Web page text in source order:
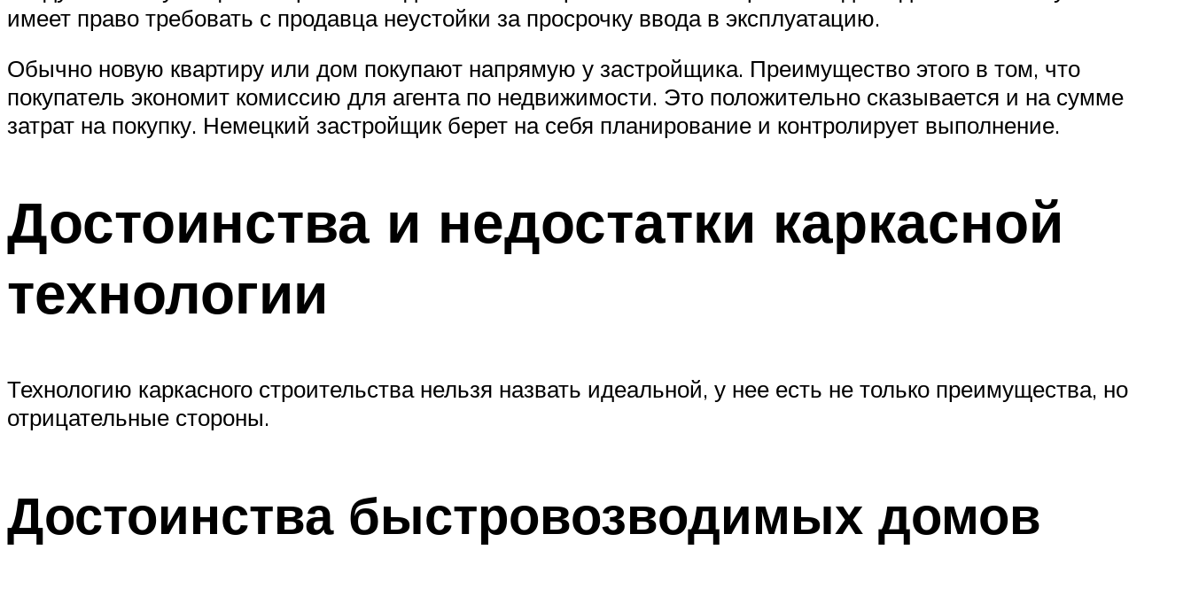
имеет право требовать с продавца неустойки за просрочку ввода в эксплуатацию.
Обычно новую квартиру или дом покупают напрямую у застройщика. Преимущество этого в том, что
покупатель экономит комиссию для агента по недвижимости. Это положительно сказывается и на сумме
затрат на покупку. Немецкий застройщик берет на себя планирование и контролирует выполнение.
Достоинства и недостатки каркасной
технологии
Технологию каркасного строительства нельзя назвать идеальной, у нее есть не только преимущества, но
отрицательные стороны.
Достоинства быстровозводимых домов